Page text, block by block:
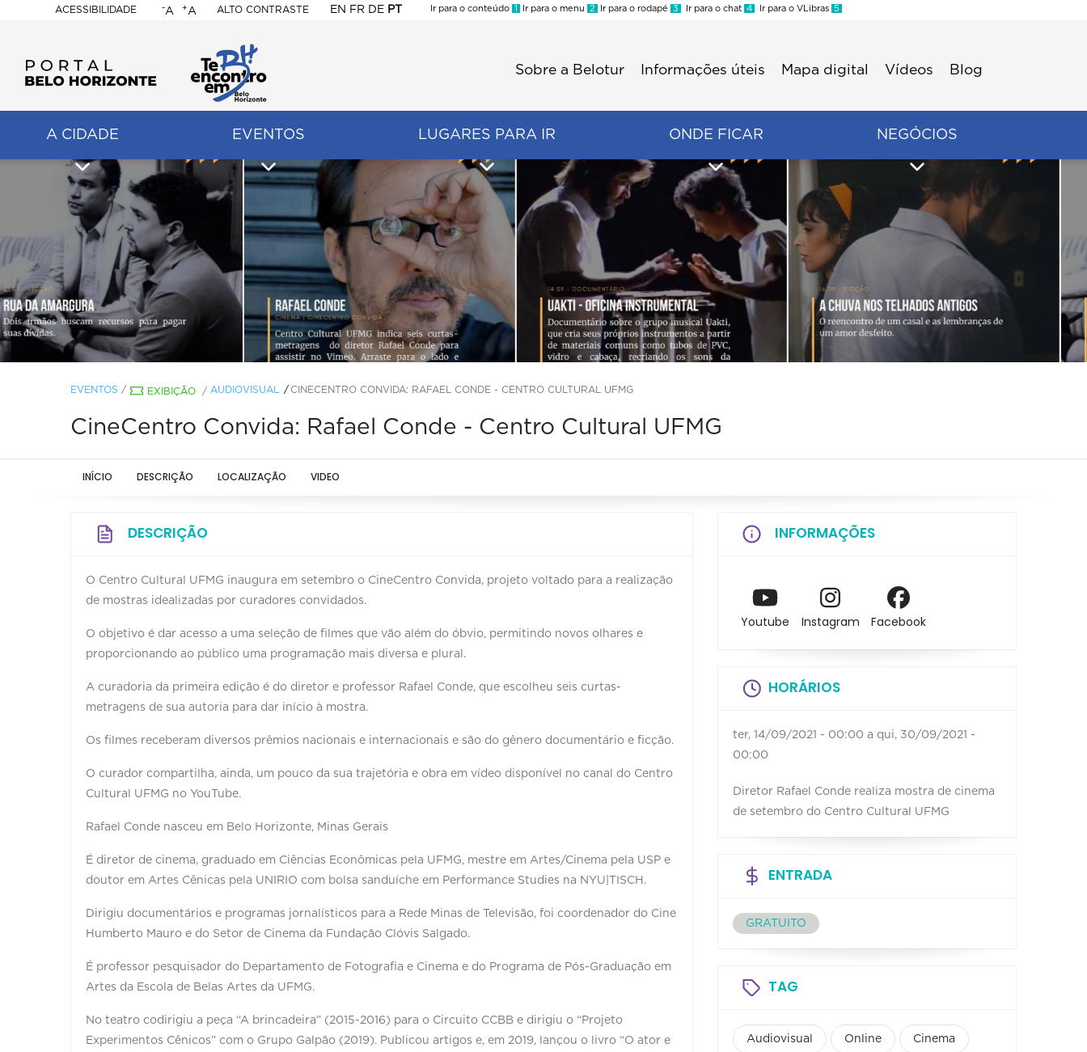
ACESSIBILIDADE
BELO
HORIZONTE
-A +A ALTO CONTRASTE EN FR DE PT
Ir para o conteúdo 1 Ir para o menu 2 Ir para o rodapé 3 Ir para o chat 4 Ir para o VLibras 5
Sobre a Belotur Informações úteis Mapa digital Vídeos Blog
A CIDADE EVENTOS LUGARES PARA IR ONDE FICAR NEGÓCIOS
EVENTOS / EXIBIÇÃO / AUDIOVISUAL CINECENTRO CONVIDA: RAFAEL CONDE - CENTRO CULTURAL UFMG
CineCentro Convida: Rafael Conde - Centro Cultural UFMG
INÍCIO DESCRIÇÃO LOCALIZAÇÃO VIDEO
DESCRIÇÃO
O Centro Cultural UFMG inaugura em setembro o CineCentro Convida, projeto voltado para a realização
de mostras idealizadas por curadores convidados.
O objetivo é dar acesso a uma seleção de filmes que vão além do óbvio, permitindo novos olhares e
proporcionando ao público uma programação mais diversa e plural.
A curadoria da primeira edição é do diretor e professor Rafael Conde, que escolheu seis curtas-
metragens de sua autoria para dar início à mostra.
Os filmes receberam diversos prêmios nacionais e internacionais e são do gênero documentário e ficção.
O curador compartilha, ainda, um pouco da sua trajetória e obra em vídeo disponível no canal do Centro
Cultural UFMG no YouTube.
Rafael Conde nasceu em Belo Horizonte, Minas Gerais
É diretor de cinema, graduado em Ciências Econômicas pela UFMG, mestre em Artes/Cinema pela USP e
doutor em Artes Cênicas pela UNIRIO com bolsa sanduíche em Performance Studies na NYU|TISCH.
Dirigiu documentários e programas jornalísticos para a Rede Minas de Televisão, foi coordenador do Cine
Humberto Mauro e do Setor de Cinema da Fundação Clóvis Salgado.
É professor pesquisador do Departamento de Fotografia e Cinema e do Programa de Pós-Graduação em
Artes da Escola de Belas Artes da UFMG.
No teatro codirigiu a peça “A brincadeira” (2015-2016) para o Circuito CCBB e dirigiu o “Projeto
Experimentos Cênicos” com o Grupo Galpão (2019). Publicou artigos e, em 2019, lançou o livro “O ator e
INFORMAÇÕES
Youtube Instagram Facebook
HORÁRIOS
ter, 14/09/2021 - 00:00 a qui, 30/09/2021 -
00:00
Diretor Rafael Conde realiza mostra de cinema
de setembro do Centro Cultural UFMG
ENTRADA
GRATUITO
TAG
Audiovisual Online Cinema